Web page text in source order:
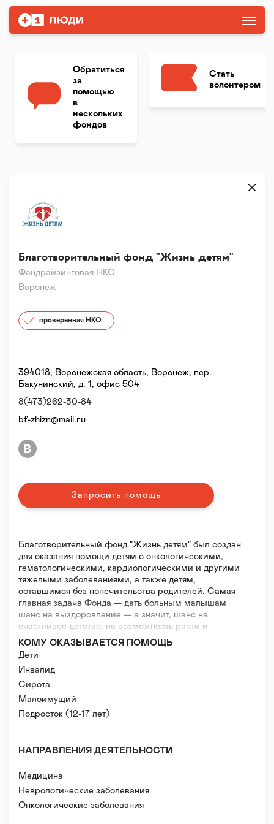
Обратиться
за
помощью
в
нескольких
фондов
Стать
волонтером
Фандрайзинговая НКО
Благотворительный фонд "Жизнь детям"
Воронеж
проверенная НКО
Благотворительный фонд "Жизнь детям" был создан
для оказания помощи детям с онкологическими,
гематологическими, кардиологическими и другими
тяжелыми заболеваниями, а также детям,
оставшимся без попечительства родителей. Самая
главная задача Фонда — дать больным малышам
шанс на выздоровление — а значит, шанс на
счастливое детство, на возможность расти и
радовать своих близких, и, самое главное, шанс на
то, чтобы жить.
Цели фонда:
- Сбор средств на лечение, реабилитацию и иную
помощь детям с онкологическими и
гематологическими заболеваниями;
- Привлечение общественного внимания к
- Поддержка мероприятий по оздоровлению,
детей с онкологическими и другими заболеваниями;
- Улучшение условий жизни, помощь в лечении и
воспитании детей-сирот, находящихся в детских
КОМУ ОКАЗЫВАЕТСЯ ПОМОЩЬ
Дети
Инвалид
Сирота
Малоимущий
Подросток (12-17 лет)
НАПРАВЛЕНИЯ ДЕЯТЕЛЬНОСТИ
Медицина
Неврологические заболевания
Онкологические заболевания
394018, Воронежская область, Воронеж, пер.
Бакунинский, д. 1, офис 504
8(473)262-30-84
bf-zhizn@mail.ru
Запросить помощь